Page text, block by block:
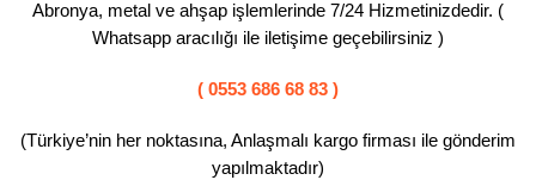
Abronya, metal ve ahşap işlemlerinde 7/24 Hizmetinizdedir. (
Whatsapp aracılığı ile iletişime geçebilirsiniz )
( 0553 686 68 83 )
(Türkiye’nin her noktasına, Anlaşmalı kargo firması ile gönderim
yapılmaktadır)